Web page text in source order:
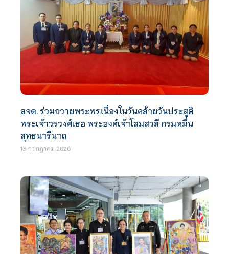
สจด. ร่วมถวายพระพรเนื่องในวันคล้ายวันประสูติ
พระเจ้าวรวงศ์เธอ พระองค์เจ้าโสมสวลี กรมหมื่น
สุทธนารีนาถ
13 กรกฎาคม 2026